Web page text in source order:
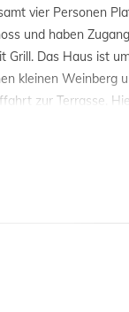
vier Personen
und haben
Grill. Das Haus ist
kleinen Weinberg
zur Terrasse.